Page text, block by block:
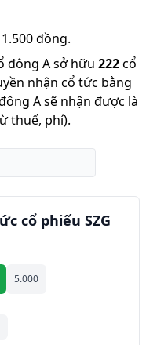
đồng.
đông A sở hữu 222cổ
nhận cổ tức bằng
A sẽ nhận được là
thuế, phí).
cổ phiếu SZG
5.000